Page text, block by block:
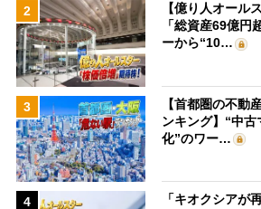
2
【億り人オール
「総資産69億円
ーから“10…
3
【首都圏の不動
ンキング】“中
化”のワー…
4
「キオクシアが